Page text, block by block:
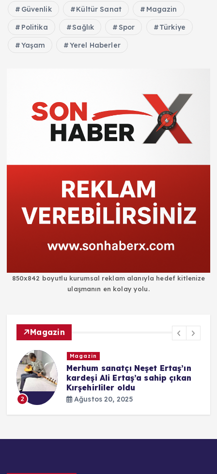
Güvenlik Kültür Sanat Magazin
Politika Sağlık Spor Türkiye
Yaşam Yerel Haberler
850x842 boyutlu kurumsal reklam alanıyla hedef kitlenize
ulaşmanın en kolay yolu.
Magazin
2
Magazin
Merhum sanatçı Neşet Ertaş’ın
kardeşi Ali Ertaş’a sahip çıkan
Kırşehirliler oldu
Ağustos 20, 2025